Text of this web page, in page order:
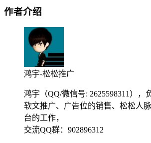
作者介绍
鸿宇-松松推广
鸿宇（QQ/微信号: 2625598311），
软文推广、广告位的销售、松松人
台的工作，
交流QQ群：902896312